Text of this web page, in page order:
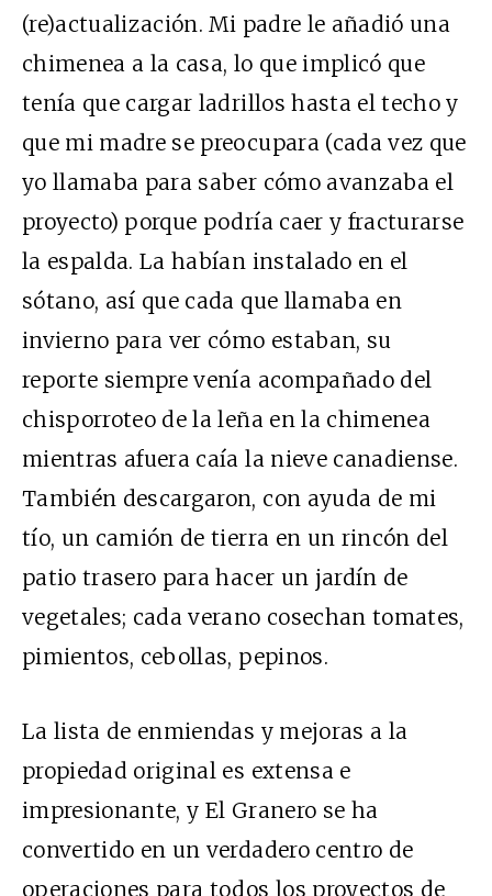
(re)actualización. Mi padre le añadió una
chimenea a la casa, lo que implicó que
tenía que cargar ladrillos hasta el techo y
que mi madre se preocupara (cada vez que
yo llamaba para saber cómo avanzaba el
proyecto) porque podría caer y fracturarse
la espalda. La habían instalado en el
sótano, así que cada que llamaba en
invierno para ver cómo estaban, su
reporte siempre venía acompañado del
chisporroteo de la leña en la chimenea
mientras afuera caía la nieve canadiense.
También descargaron, con ayuda de mi
tío, un camión de tierra en un rincón del
patio trasero para hacer un jardín de
vegetales; cada verano cosechan tomates,
pimientos, cebollas, pepinos.
La lista de enmiendas y mejoras a la
propiedad original es extensa e
impresionante, y El Granero se ha
convertido en un verdadero centro de
operaciones para todos los proyectos de